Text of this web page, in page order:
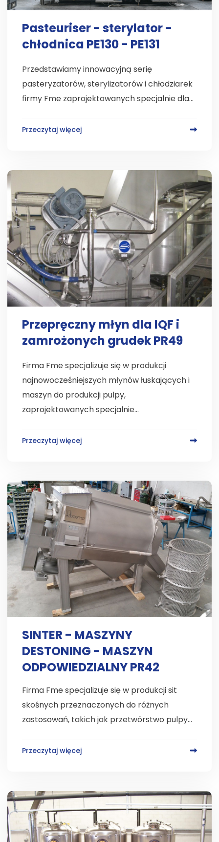
Pasteuriser - sterylator -
chłodnica PE130 - PE131
Przedstawiamy innowacyjną serię
pasteryzatorów, sterylizatorów i chłodziarek
firmy Fme zaprojektowanych specjalnie dla...
Przeczytaj więcej
Przepręczny młyn dla IQF i
zamrożonych grudek PR49
Firma Fme specjalizuje się w produkcji
najnowocześniejszych młynów łuskających i
maszyn do produkcji pulpy,
zaprojektowanych specjalnie...
Przeczytaj więcej
SINTER - MASZYNY
DESTONING - MASZYN
ODPOWIEDZIALNY PR42
Firma Fme specjalizuje się w produkcji sit
skośnych przeznaczonych do różnych
zastosowań, takich jak przetwórstwo pulpy...
Przeczytaj więcej